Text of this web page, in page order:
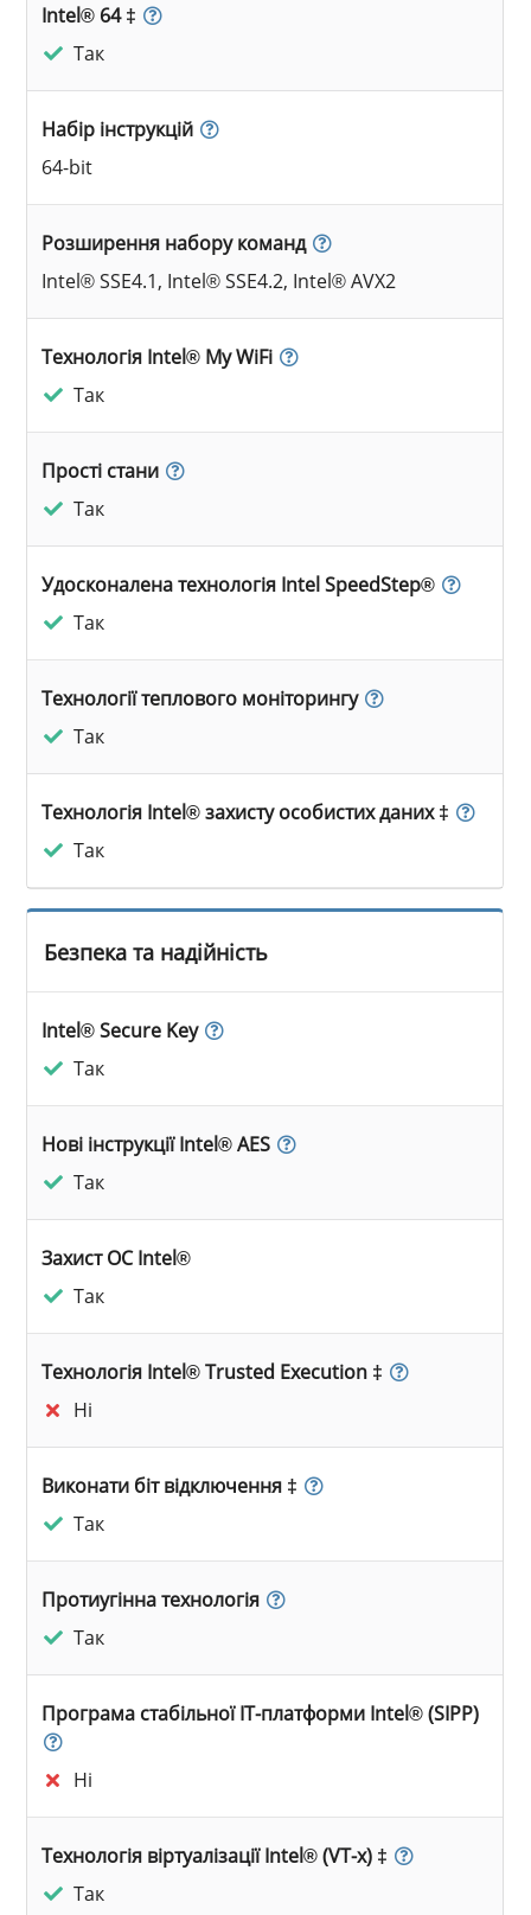
Intel® 64 ‡
Так
Набір інструкцій
64-bit
Розширення набору команд
Intel® SSE4.1, Intel® SSE4.2, Intel® AVX2
Технологія Intel® My WiFi
Так
Прості стани
Так
Удосконалена технологія Intel SpeedStep®
Так
Технології теплового моніторингу
Так
Технологія Intel® захисту особистих даних ‡
Так
Безпека та надійність
Intel® Secure Key
Так
Нові інструкції Intel® AES
Так
Захист ОС Intel®
Так
Технологія Intel® Trusted Execution ‡
Ні
Виконати біт відключення ‡
Так
Протиугінна технологія
Так
Програма стабільної ІТ-платформи Intel® (SIPP)
Ні
Технологія віртуалізації Intel® (VT-x) ‡
Так